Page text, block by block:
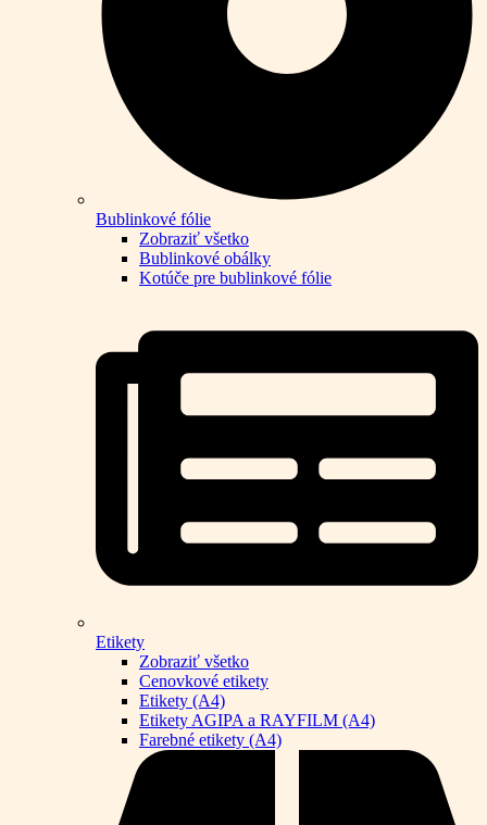
Bublinkové fólie
Zobraziť všetko
Bublinkové obálky
Kotúče pre bublinkové fólie
Etikety
Zobraziť všetko
Cenovkové etikety
Etikety (A4)
Etikety AGIPA a RAYFILM (A4)
Farebné etikety (A4)